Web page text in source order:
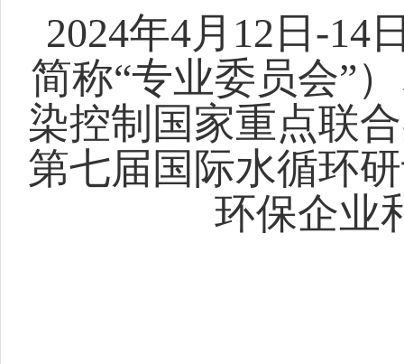
2024年4月 12 日 -14
简称“专业委员会”
染控制国家重点联
第七届国际水循环
环保企业